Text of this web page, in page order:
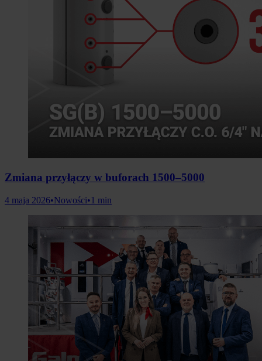
Zmiana przyłączy w buforach 1500–5000
4 maja 2026•Nowości•1 min